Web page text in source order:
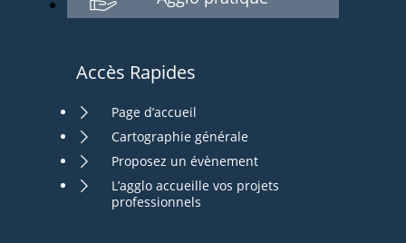
Accès Rapides
Page d’accueil
Cartographie générale
Proposez un évènement
L’agglo accueille vos projets
professionnels